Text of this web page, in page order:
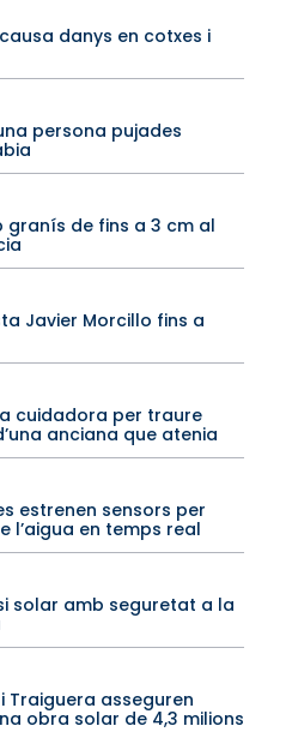
danys en cotxes i
persona pujades
granís de fins a 3 cm al
Javier Morcillo fins a
cuidadora per traure
anciana que atenia
estrenen sensors per
en temps real
solar amb seguretat a la
Traiguera asseguren
obra solar de 4,3 milions